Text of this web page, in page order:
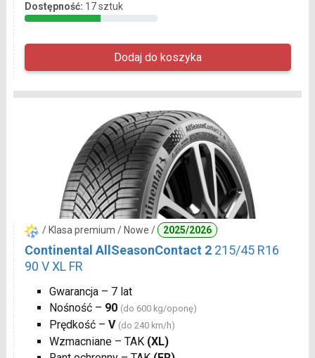
Dostępność: 17 sztuk
/ Klasa premium / Nowe / 2025/2026
Continental AllSeasonContact 2 215/45 R16
90 V XL FR
Gwarancja – 7 lat
Nośność – 90 (do 600 kg/oponę)
Prędkość – V (do 240 km/h)
Wzmacniane – TAK (XL)